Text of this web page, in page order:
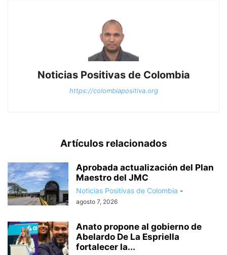
Noticias Positivas de Colombia
https://colombiapositiva.org
Artículos relacionados
Aprobada actualización del Plan
Maestro del JMC
Noticias Positivas de Colombia -
agosto 7, 2026
Anato propone al gobierno de
Abelardo De La Espriella
fortalecer la...